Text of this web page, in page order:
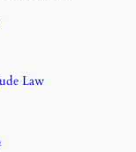
Law